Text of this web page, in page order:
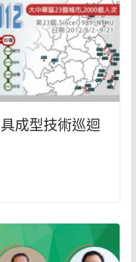
成型技術巡迴